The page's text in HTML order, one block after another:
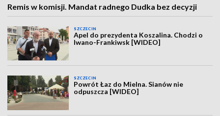
Remis w komisji. Mandat radnego Dudka bez decyzji
SZCZECIN
Apel do prezydenta Koszalina. Chodzi o
Iwano-Frankiwsk [WIDEO]
SZCZECIN
Powrót Łaz do Mielna. Sianów nie
odpuszcza [WIDEO]